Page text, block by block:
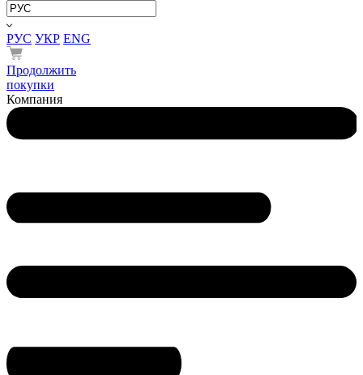
РУС УКР ENG
Продолжить
покупки
Компания